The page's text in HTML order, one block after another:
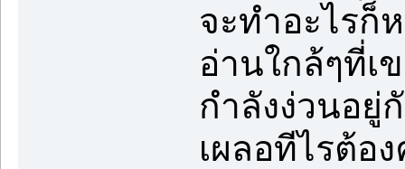
จะทำอะไรก็
อ่านใกล้ๆที่เ
กำลังง่วนอยู่
เผลอทีไรต้อ